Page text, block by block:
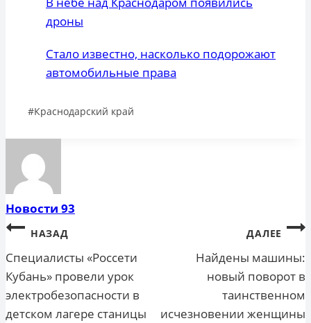
дроны
Стало известно, насколько подорожают
автомобильные права
Метки
#Краснодарский край
Новости 93
Навигация
по
записям
НАЗАД
Специалисты «Россети
Кубань» провели урок
электробезопасности в
детском лагере станицы
ДАЛЕЕ
Найдены машины:
новый поворот в
таинственном
исчезновении женщины